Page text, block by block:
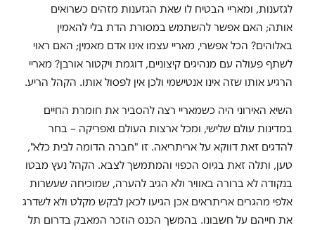
לגזענות, ומאריי הבטיח לו שאת הגזענות מזהים כשרואים
אותה; האם אפשר להשתמש במסורת הדת בלי להאמין
באלוהים? הכל אפשרי, מאריי עצמו אינו אדם מאמין; האם ראוי
לשתף פעולה עם מנהיגים קיצוניים, דוגמת ויקטור אורבן? מאריי
הרגיע אותו שזה אינו אנטישמי ולכן אין לפסול אותו. הקהל הריע.
השיא האירוני היה כשמאריי רצה להסביר את חומרת החיים
במדינות עולם שלישי, ומכל ארצות העולם ואפריקה – בחר
להדגים זאת דווקא על אריתריאה. זו "חברה הדומה לבית כלא",
טען, ותלה זאת בגיוס הכפוי והמתמשך לצבא. הקהל נעץ מבטו
בנקודה לא ברורה באוויר ולא הגיב להערה, שמוכיחה שעשרות
אלפי מהגרים אריתראים אכן הגיעו לכאן לבקש מקלט ולא לשדרג
את חייהם על חשבונו. בהמשך הכנס הוזכר המאבק בדרום תל